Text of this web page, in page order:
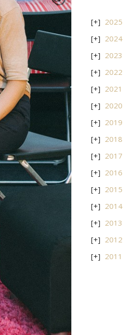
2025
2024
2023
2022
2021
2020
2019
2018
2017
2016
2015
2014
2013
2012
2011